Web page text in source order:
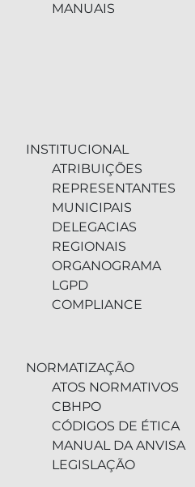
MANUAIS
INSTITUCIONAL
ATRIBUIÇÕES
REPRESENTANTES
MUNICIPAIS
DELEGACIAS
REGIONAIS
ORGANOGRAMA
LGPD
COMPLIANCE
NORMATIZAÇÃO
ATOS NORMATIVOS
CBHPO
CÓDIGOS DE ÉTICA
MANUAL DA ANVISA
LEGISLAÇÃO